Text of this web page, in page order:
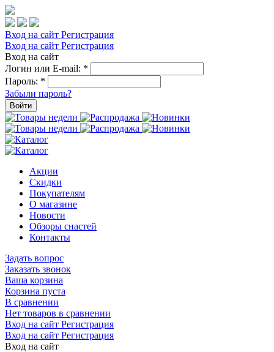
Вход на сайт Регистрация
Вход на сайт Регистрация
Вход на сайт
Логин или E-mail: *
Пароль: *
Забыли пароль?
Войти
Акции
Скидки
Покупателям
О магазине
Новости
Обзоры снастей
Контакты
Задать вопрос
Заказать звонок
Ваша корзина
Корзина пуста
В сравнении
Нет товаров в сравнении
Вход на сайт Регистрация
Вход на сайт Регистрация
Вход на сайт